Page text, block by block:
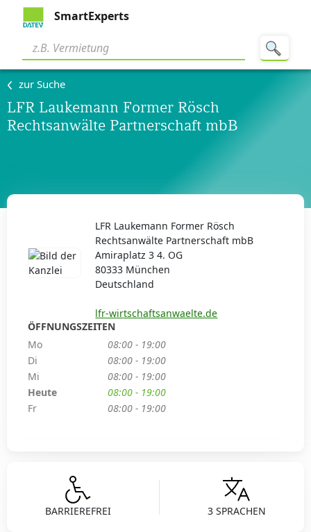
SmartExperts
zur Suche
LFR Laukemann Former Rösch
Rechtsanwälte Partnerschaft mbB
BARRIEREFREI 3 SPRACHEN
LFR Laukemann Former Rösch
Rechtsanwälte Partnerschaft mbB
Amiraplatz 3 4. OG
80333 München
Deutschland
lfr-wirtschaftsanwaelte.de
ÖFFNUNGSZEITEN
Mo
08:00 - 19:00
Di
08:00 - 19:00
Mi
08:00 - 19:00
Heute
08:00 - 19:00
Fr
08:00 - 19:00